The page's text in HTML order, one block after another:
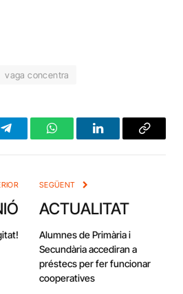
vaga concentra
TelegramWhatsAppLinkedInCopy
SEGÜENT
ACTUALITAT
Alumnes de Primària i
Secundària accediran a
préstecs per fer funcionar
cooperatives